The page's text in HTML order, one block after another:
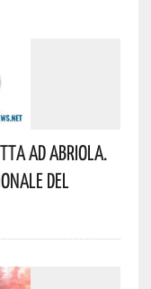
Ad Abriola.
Del